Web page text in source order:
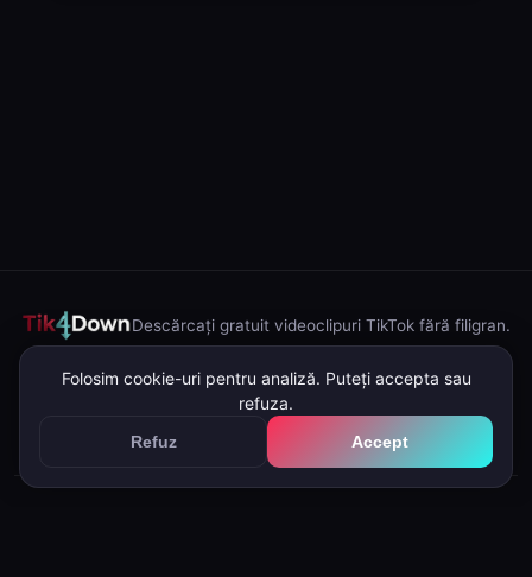
Descărcați gratuit videoclipuri TikTok fără filigran.
Despre noi Politica de confidențialitate Termeni și condiții
Descărcare în masă
Folosim cookie-uri pentru analiză. Puteți accepta sau
refuza.
Refuz Accept